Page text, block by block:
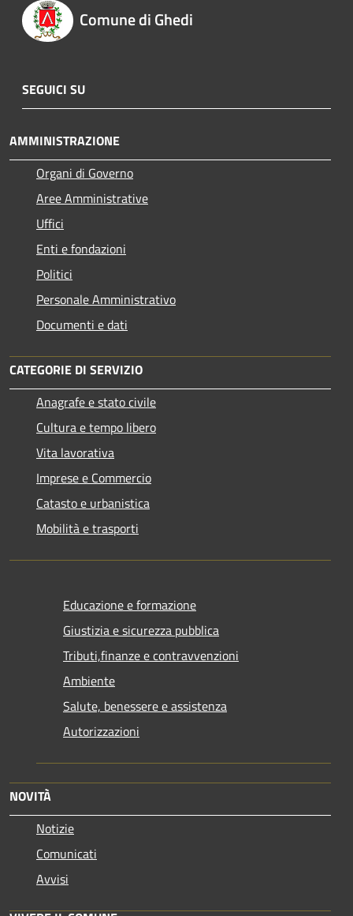
Comune di Ghedi
SEGUICI SU
AMMINISTRAZIONE
Organi di Governo
Aree Amministrative
Uffici
Enti e fondazioni
Politici
Personale Amministrativo
Documenti e dati
CATEGORIE DI SERVIZIO
Anagrafe e stato civile
Cultura e tempo libero
Vita lavorativa
Imprese e Commercio
Catasto e urbanistica
Mobilità e trasporti
Educazione e formazione
Giustizia e sicurezza pubblica
Tributi,finanze e contravvenzioni
Ambiente
Salute, benessere e assistenza
Autorizzazioni
NOVITÀ
Notizie
Comunicati
Avvisi